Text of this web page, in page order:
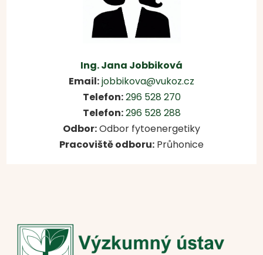
Ing. Jana Jobbiková
Email:jobbikova@vukoz.cz
Telefon:296 528 270
Telefon:296 528 288
Odbor:Odbor fytoenergetiky
Pracoviště odboru: Průhonice